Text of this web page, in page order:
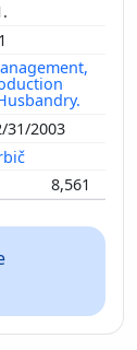
31/2003
8,561